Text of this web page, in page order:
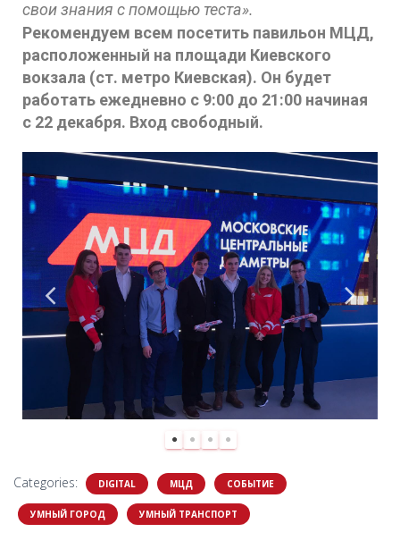
свои знания с помощью теста».
Рекомендуем всем посетить павильон МЦД,
расположенный на площади Киевского
вокзала (ст. метро Киевская). Он будет
работать ежедневно с 9:00 до 21:00 начиная
с 22 декабря. Вход свободный.
Categories: DIGITAL МЦД СОБЫТИЕ
УМНЫЙ ГОРОД УМНЫЙ ТРАНСПОРТ